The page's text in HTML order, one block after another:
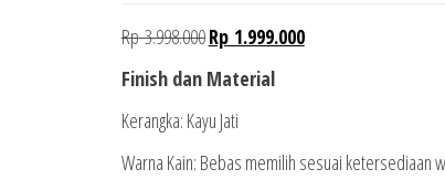
Rp3.998.000Harga
aslinya
Rp 3.998.000.
Rp1.999.000Harga
Rp 1.999.000.
Finish dan Material
Kerangka: Kayu Jati
Warna Kain: Bebas memilih sesuai ketersediaan